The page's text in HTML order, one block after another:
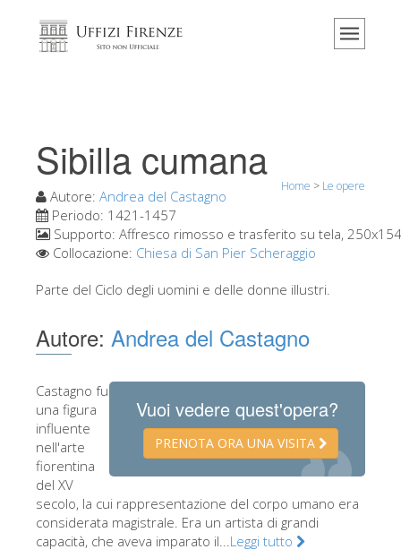
Home
Eventi e mostre
I commenti dei visitatori
Contattaci
Visita gli Uffizi
Prenota ora
Gli artisti
Le nuove sale
Museo nazionale del Bargello
Galleria dell'Accademia
Sibilla cumana
Home > Le opere
Autore: Andrea del Castagno
Periodo: 1421-1457
Supporto: Affresco rimosso e trasferito su tela, 250x154
Collocazione: Chiesa di San Pier Scheraggio
Parte del Ciclo degli uomini e delle donne illustri.
Autore: Andrea del Castagno
Vuoi vedere quest'opera?
PRENOTA ORA UNA VISITA
Castagno fu
una figura
influente
nell'arte
fiorentina
del XV
secolo, la cui rappresentazione del corpo umano era
considerata magistrale. Era un artista di grandi
capacità, che aveva imparato il...Leggi tutto